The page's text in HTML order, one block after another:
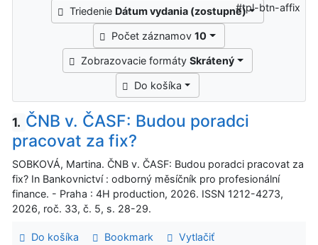
Triedenie Dátum vydania (zostupne)
Počet záznamov10
Zobrazovacie formátySkrátený
Do košíka
#tpl-btn-affix
1. ČNB v. ČASF: Budou poradci
pracovat za fix?
SOBKOVÁ, Martina. ČNB v. ČASF: Budou poradci pracovat za
fix? In Bankovnictví : odborný měsíčník pro profesionální
finance. - Praha : 4H production, 2026. ISSN 1212-4273,
2026, roč. 33, č. 5, s. 28-29.
Do košíka Bookmark
Vytlačiť